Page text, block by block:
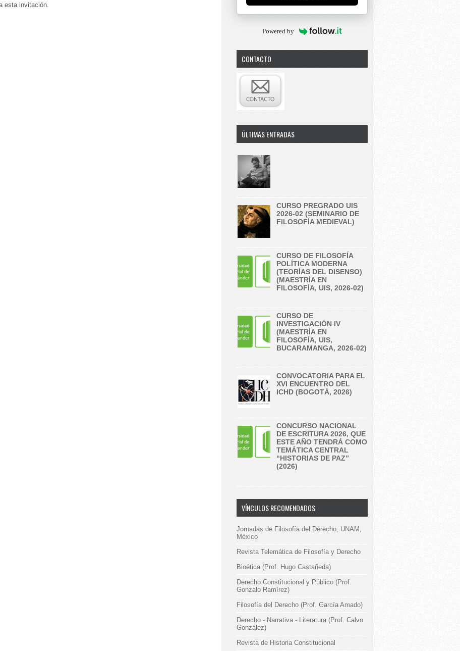
esta invitación.
Powered by
CONTACTO
ÚLTIMAS ENTRADAS
CURSO PREGRADO UIS
2026-02 (SEMINARIO DE
FILOSOFÍA MEDIEVAL)
CURSO DE FILOSOFÍA
POLÍTICA MODERNA
(TEORÍAS DEL DISENSO)
(MAESTRÍA EN
FILOSOFÍA, UIS, 2026-02)
CURSO DE
INVESTIGACIÓN IV
(MAESTRÍA EN
FILOSOFÍA, UIS,
BUCARAMANGA, 2026-02)
CONVOCATORIA PARA EL
XVI ENCUENTRO DEL
ICHD (BOGOTÁ, 2026)
CONCURSO NACIONAL
DE ESCRITURA 2026, QUE
ESTE AÑO TENDRÁ COMO
TEMÁTICA CENTRAL
“HISTORIAS DE PAZ”
(2026)
VÍNCULOS RECOMENDADOS
Jornadas de Filosofía del Derecho, UNAM,
México
Revista Telemática de Filosofía y Derecho
Bioética (Prof. Hugo Castañeda)
Derecho Constitucional y Público (Prof.
Gonzalo Ramírez)
Filosofía del Derecho (Prof. García Amado)
Derecho - Narrativa - Literatura (Prof. Calvo
González)
Revista de Historia Constitucional